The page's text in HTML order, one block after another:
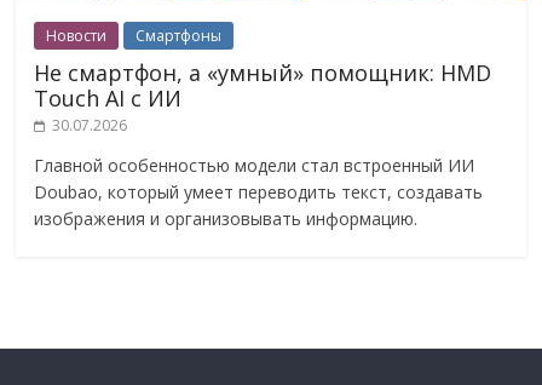
Новости Смартфоны
Не смартфон, а «умный» помощник: HMD
Touch AI с ИИ
30.07.2026
Главной особенностью модели стал встроенный ИИ
Doubao, который умеет переводить текст, создавать
изображения и организовывать информацию.